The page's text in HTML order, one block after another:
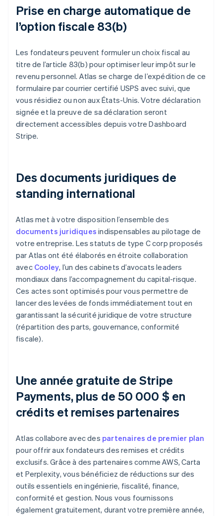
Prise en charge automatique de
l’option fiscale 83(b)
Les fondateurs peuvent formuler un choix fiscal au
titre de l’article 83(b) pour optimiser leur impôt sur le
revenu personnel. Atlas se charge de l’expédition de ce
formulaire par courrier certifié USPS avec suivi, que
vous résidiez ou non aux États-Unis. Votre déclaration
signée et la preuve de sa déclaration seront
directement accessibles depuis votre Dashboard
Stripe.
Des documents juridiques de
standing international
Atlas met à votre disposition l’ensemble des
documents juridiques indispensables au pilotage de
votre entreprise. Les statuts de type C corp proposés
par Atlas ont été élaborés en étroite collaboration
avec Cooley, l’un des cabinets d’avocats leaders
mondiaux dans l’accompagnement du capital-risque.
Ces actes sont optimisés pour vous permettre de
lancer des levées de fonds immédiatement tout en
garantissant la sécurité juridique de votre structure
(répartition des parts, gouvernance, conformité
fiscale).
Une année gratuite de Stripe
Payments, plus de 50 000 $ en
crédits et remises partenaires
Atlas collabore avec des partenaires de premier plan
pour offrir aux fondateurs des remises et crédits
exclusifs. Grâce à des partenaires comme AWS, Carta
et Perplexity, vous bénéficiez de réductions sur des
outils essentiels en ingénierie, fiscalité, finance,
conformité et gestion. Nous vous fournissons
également gratuitement, durant votre première année,